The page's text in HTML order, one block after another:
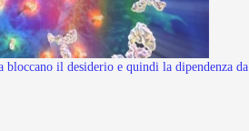
il desiderio e quindi la dipendenza da